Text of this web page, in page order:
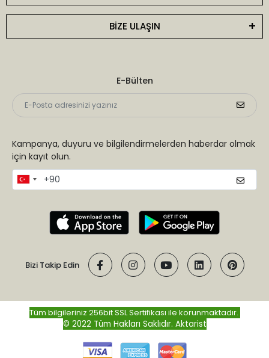
BİZE ULAŞIN
E-Bülten
Kampanya, duyuru ve bilgilendirmelerden haberdar olmak
için kayıt olun.
Bizi Takip Edin
Tüm bilgileriniz 256bit SSL Sertifikası ile korunmaktadır.
© 2022 Tüm Hakları Saklıdır. Aktarist